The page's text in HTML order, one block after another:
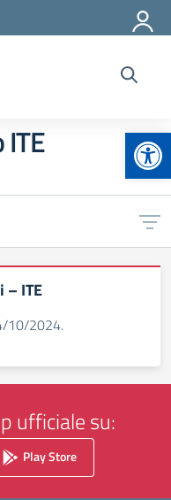
– ITE
10/2024.
ufficiale su:
Play Store